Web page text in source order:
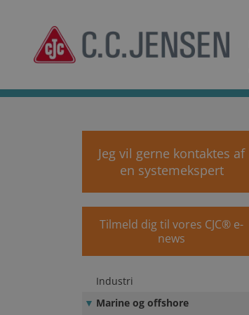
Jeg vil gerne kontaktes af
en systemekspert
Tilmeld dig til vores CJC® e-
news
Industri
Marine og offshore